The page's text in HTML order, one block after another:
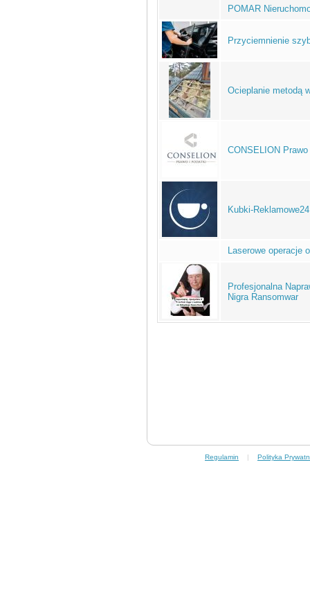
POMAR
Przyciemnienie
Ocieplanie metodą
CONSELION
Kubki-Reklamowe24
Laserowe operacje
Profesjonalna
Nigra Ransomwar
Regulamin | Polityka